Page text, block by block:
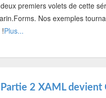
premiers volets de cette
Nos exemples
!Plus...
2 XAML devient